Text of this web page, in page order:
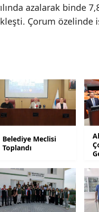
azalarak binde
Çorum özelinde
Belediye Meclisi
Toplandı